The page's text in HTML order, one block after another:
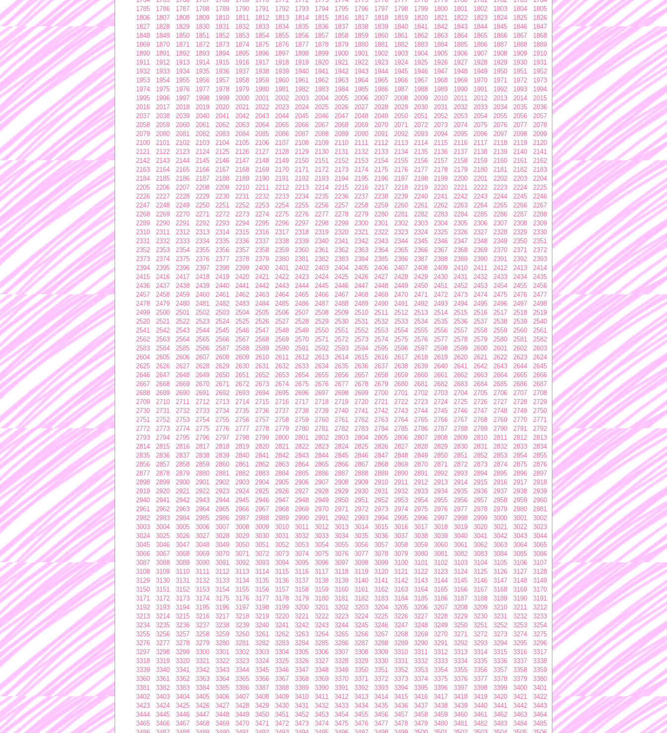
1785
1786 1787 1788 1789 1790 1791 1792 1793 1794 1795 1796 1797 1798 1799 1800 1801 1802 1803 1804
1805
1806
1807 1808 1809 1810 1811 1812 1813 1814 1815 1816 1817 1818 1819 1820 1821 1822 1823 1824 1825
1826
1827
1828 1829 1830 1831 1832 1833 1834 1835 1836 1837 1838 1839 1840 1841 1842 1843 1844 1845 1846
1847
1848
1849 1850 1851 1852 1853 1854 1855 1856 1857 1858 1859 1860 1861 1862 1863 1864 1865 1866 1867
1868
1869
1870 1871 1872 1873 1874 1875 1876 1877 1878 1879 1880 1881 1882 1883 1884 1885 1886 1887 1888
1889
1890
1891 1892 1893 1894 1895 1896 1897 1898 1899 1900 1901 1902 1903 1904 1905 1906 1907 1908 1909
1910
1911
1912 1913 1914 1915 1916 1917 1918 1919 1920 1921 1922 1923 1924 1925 1926 1927 1928 1929 1930
1931
1932
1933 1934 1935 1936 1937 1938 1939 1940 1941 1942 1943 1944 1945 1946 1947 1948 1949 1950 1951
1952
1953
1954 1955 1956 1957 1958 1959 1960 1961 1962 1963 1964 1965 1966 1967 1968 1969 1970 1971 1972
1973
1974
1975 1976 1977 1978 1979 1980 1981 1982 1983 1984 1985 1986 1987 1988 1989 1990 1991 1992 1993
1994
1995
1996 1997 1998 1999 2000 2001 2002 2003 2004 2005 2006 2007 2008 2009 2010 2011 2012 2013 2014
2015
2016
2017 2018 2019 2020 2021 2022 2023 2024 2025 2026 2027 2028 2029 2030 2031 2032 2033 2034 2035
2036
2037
2038 2039 2040 2041 2042 2043 2044 2045 2046 2047 2048 2049 2050 2051 2052 2053 2054 2055 2056
2057
2058
2059 2060 2061 2062 2063 2064 2065 2066 2067 2068 2069 2070 2071 2072 2073 2074 2075 2076 2077
2078
2079
2080 2081 2082 2083 2084 2085 2086 2087 2088 2089 2090 2091 2092 2093 2094 2095 2096 2097 2098
2099
2100
2101 2102 2103 2104 2105 2106 2107 2108 2109 2110 2111 2112 2113 2114 2115 2116 2117 2118 2119
2120
2121
2122 2123 2124 2125 2126 2127 2128 2129 2130 2131 2132 2133 2134 2135 2136 2137 2138 2139 2140
2141
2142
2143 2144 2145 2146 2147 2148 2149 2150 2151 2152 2153 2154 2155 2156 2157 2158 2159 2160 2161
2162
2163
2164 2165 2166 2167 2168 2169 2170 2171 2172 2173 2174 2175 2176 2177 2178 2179 2180 2181 2182
2183
2184
2185 2186 2187 2188 2189 2190 2191 2192 2193 2194 2195 2196 2197 2198 2199 2200 2201 2202 2203
2204
2205
2206 2207 2208 2209 2210 2211 2212 2213 2214 2215 2216 2217 2218 2219 2220 2221 2222 2223 2224
2225
2226
2227 2228 2229 2230 2231 2232 2233 2234 2235 2236 2237 2238 2239 2240 2241 2242 2243 2244 2245
2246
2247
2248 2249 2250 2251 2252 2253 2254 2255 2256 2257 2258 2259 2260 2261 2262 2263 2264 2265 2266
2267
2268
2269 2270 2271 2272 2273 2274 2275 2276 2277 2278 2279 2280 2281 2282 2283 2284 2285 2286 2287
2288
2289
2290 2291 2292 2293 2294 2295 2296 2297 2298 2299 2300 2301 2302 2303 2304 2305 2306 2307 2308
2309
2310
2311 2312 2313 2314 2315 2316 2317 2318 2319 2320 2321 2322 2323 2324 2325 2326 2327 2328 2329
2330
2331
2332 2333 2334 2335 2336 2337 2338 2339 2340 2341 2342 2343 2344 2345 2346 2347 2348 2349 2350
2351
2352
2353 2354 2355 2356 2357 2358 2359 2360 2361 2362 2363 2364 2365 2366 2367 2368 2369 2370 2371
2372
2373
2374 2375 2376 2377 2378 2379 2380 2381 2382 2383 2384 2385 2386 2387 2388 2389 2390 2391 2392
2393
2394
2395 2396 2397 2398 2399 2400 2401 2402 2403 2404 2405 2406 2407 2408 2409 2410 2411 2412 2413
2414
2415
2416 2417 2418 2419 2420 2421 2422 2423 2424 2425 2426 2427 2428 2429 2430 2431 2432 2433 2434
2435
2436
2437 2438 2439 2440 2441 2442 2443 2444 2445 2446 2447 2448 2449 2450 2451 2452 2453 2454 2455
2456
2457
2458 2459 2460 2461 2462 2463 2464 2465 2466 2467 2468 2469 2470 2471 2472 2473 2474 2475 2476
2477
2478
2479 2480 2481 2482 2483 2484 2485 2486 2487 2488 2489 2490 2491 2492 2493 2494 2495 2496 2497
2498
2499
2500 2501 2502 2503 2504 2505 2506 2507 2508 2509 2510 2511 2512 2513 2514 2515 2516 2517 2518
2519
2520
2521 2522 2523 2524 2525 2526 2527 2528 2529 2530 2531 2532 2533 2534 2535 2536 2537 2538 2539
2540
2541
2542 2543 2544 2545 2546 2547 2548 2549 2550 2551 2552 2553 2554 2555 2556 2557 2558 2559 2560
2561
2562
2563 2564 2565 2566 2567 2568 2569 2570 2571 2572 2573 2574 2575 2576 2577 2578 2579 2580 2581
2582
2583
2584 2585 2586 2587 2588 2589 2590 2591 2592 2593 2594 2595 2596 2597 2598 2599 2600 2601 2602
2603
2604
2605 2606 2607 2608 2609 2610 2611 2612 2613 2614 2615 2616 2617 2618 2619 2620 2621 2622 2623
2624
2625
2626 2627 2628 2629 2630 2631 2632 2633 2634 2635 2636 2637 2638 2639 2640 2641 2642 2643 2644
2645
2646
2647 2648 2649 2650 2651 2652 2653 2654 2655 2656 2657 2658 2659 2660 2661 2662 2663 2664 2665
2666
2667
2668 2669 2670 2671 2672 2673 2674 2675 2676 2677 2678 2679 2680 2681 2682 2683 2684 2685 2686
2687
2688
2689 2690 2691 2692 2693 2694 2695 2696 2697 2698 2699 2700 2701 2702 2703 2704 2705 2706 2707
2708
2709
2710 2711 2712 2713 2714 2715 2716 2717 2718 2719 2720 2721 2722 2723 2724 2725 2726 2727 2728
2729
2730
2731 2732 2733 2734 2735 2736 2737 2738 2739 2740 2741 2742 2743 2744 2745 2746 2747 2748 2749
2750
2751
2752 2753 2754 2755 2756 2757 2758 2759 2760 2761 2762 2763 2764 2765 2766 2767 2768 2769 2770
2771
2772
2773 2774 2775 2776 2777 2778 2779 2780 2781 2782 2783 2784 2785 2786 2787 2788 2789 2790 2791
2792
2793
2794 2795 2796 2797 2798 2799 2800 2801 2802 2803 2804 2805 2806 2807 2808 2809 2810 2811 2812
2813
2814
2815 2816 2817 2818 2819 2820 2821 2822 2823 2824 2825 2826 2827 2828 2829 2830 2831 2832 2833
2834
2835
2836 2837 2838 2839 2840 2841 2842 2843 2844 2845 2846 2847 2848 2849 2850 2851 2852 2853 2854
2855
2856
2857 2858 2859 2860 2861 2862 2863 2864 2865 2866 2867 2868 2869 2870 2871 2872 2873 2874 2875
2876
2877
2878 2879 2880 2881 2882 2883 2884 2885 2886 2887 2888 2889 2890 2891 2892 2893 2894 2895 2896
2897
2898
2899 2900 2901 2902 2903 2904 2905 2906 2907 2908 2909 2910 2911 2912 2913 2914 2915 2916 2917
2918
2919
2920 2921 2922 2923 2924 2925 2926 2927 2928 2929 2930 2931 2932 2933 2934 2935 2936 2937 2938
2939
2940
2941 2942 2943 2944 2945 2946 2947 2948 2949 2950 2951 2952 2953 2954 2955 2956 2957 2958 2959
2960
2961
2962 2963 2964 2965 2966 2967 2968 2969 2970 2971 2972 2973 2974 2975 2976 2977 2978 2979 2980
2981
2982
2983 2984 2985 2986 2987 2988 2989 2990 2991 2992 2993 2994 2995 2996 2997 2998 2999 3000 3001
3002
3003
3004 3005 3006 3007 3008 3009 3010 3011 3012 3013 3014 3015 3016 3017 3018 3019 3020 3021 3022
3023
3024
3025 3026 3027 3028 3029 3030 3031 3032 3033 3034 3035 3036 3037 3038 3039 3040 3041 3042 3043
3044
3045
3046 3047 3048 3049 3050 3051 3052 3053 3054 3055 3056 3057 3058 3059 3060 3061 3062 3063 3064
3065
3066
3067 3068 3069 3070 3071 3072 3073 3074 3075 3076 3077 3078 3079 3080 3081 3082 3083 3084 3085
3086
3087
3088 3089 3090 3091 3092 3093 3094 3095 3096 3097 3098 3099 3100 3101 3102 3103 3104 3105 3106
3107
3108
3109 3110 3111 3112 3113 3114 3115 3116 3117 3118 3119 3120 3121 3122 3123 3124 3125 3126 3127
3128
3129
3130 3131 3132 3133 3134 3135 3136 3137 3138 3139 3140 3141 3142 3143 3144 3145 3146 3147 3148
3149
3150
3151 3152 3153 3154 3155 3156 3157 3158 3159 3160 3161 3162 3163 3164 3165 3166 3167 3168 3169
3170
3171
3172 3173 3174 3175 3176 3177 3178 3179 3180 3181 3182 3183 3184 3185 3186 3187 3188 3189 3190
3191
3192
3193 3194 3195 3196 3197 3198 3199 3200 3201 3202 3203 3204 3205 3206 3207 3208 3209 3210 3211
3212
3213
3214 3215 3216 3217 3218 3219 3220 3221 3222 3223 3224 3225 3226 3227 3228 3229 3230 3231 3232
3233
3234
3235 3236 3237 3238 3239 3240 3241 3242 3243 3244 3245 3246 3247 3248 3249 3250 3251 3252 3253
3254
3255
3256 3257 3258 3259 3260 3261 3262 3263 3264 3265 3266 3267 3268 3269 3270 3271 3272 3273 3274
3275
3276
3277 3278 3279 3280 3281 3282 3283 3284 3285 3286 3287 3288 3289 3290 3291 3292 3293 3294 3295
3296
3297
3298 3299 3300 3301 3302 3303 3304 3305 3306 3307 3308 3309 3310 3311 3312 3313 3314 3315 3316
3317
3318
3319 3320 3321 3322 3323 3324 3325 3326 3327 3328 3329 3330 3331 3332 3333 3334 3335 3336 3337
3338
3339
3340 3341 3342 3343 3344 3345 3346 3347 3348 3349 3350 3351 3352 3353 3354 3355 3356 3357 3358
3359
3360
3361 3362 3363 3364 3365 3366 3367 3368 3369 3370 3371 3372 3373 3374 3375 3376 3377 3378 3379
3380
3381
3382 3383 3384 3385 3386 3387 3388 3389 3390 3391 3392 3393 3394 3395 3396 3397 3398 3399 3400
3401
3402
3403 3404 3405 3406 3407 3408 3409 3410 3411 3412 3413 3414 3415 3416 3417 3418 3419 3420 3421
3422
3423
3424 3425 3426 3427 3428 3429 3430 3431 3432 3433 3434 3435 3436 3437 3438 3439 3440 3441 3442
3443
3444
3445 3446 3447 3448 3449 3450 3451 3452 3453 3454 3455 3456 3457 3458 3459 3460 3461 3462 3463
3464
3465
3466 3467 3468 3469 3470 3471 3472 3473 3474 3475 3476 3477 3478 3479 3480 3481 3482 3483 3484
3485